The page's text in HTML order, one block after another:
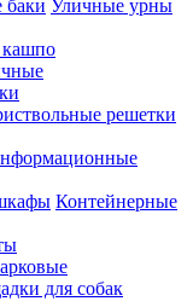
Уличные урны
решетки
Контейнерные
для собак